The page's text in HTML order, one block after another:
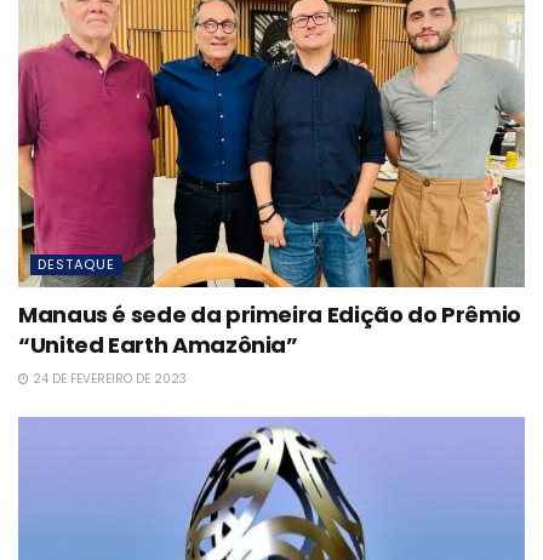
DESTAQUE
Manaus é sede da primeira Edição do Prêmio
“United Earth Amazônia”
24 DE FEVEREIRO DE 2023